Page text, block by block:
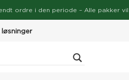
ordre i den periode – Alle pakker